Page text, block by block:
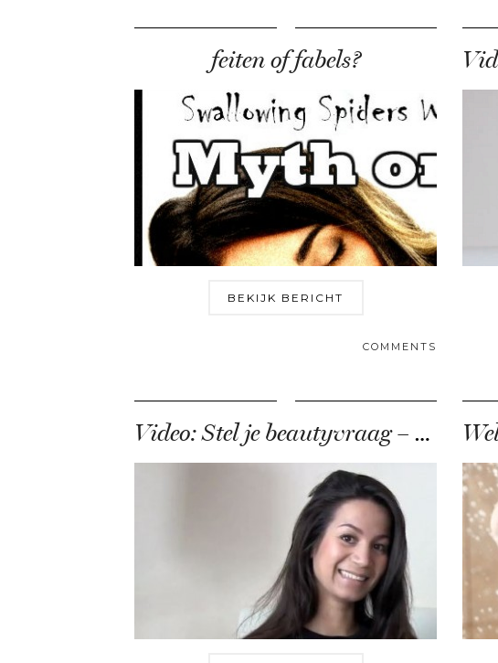
feiten of fabels?
BEKIJK BERICHT
COMMENTS
Video: Stel je beautyvraag – de antwoorden!